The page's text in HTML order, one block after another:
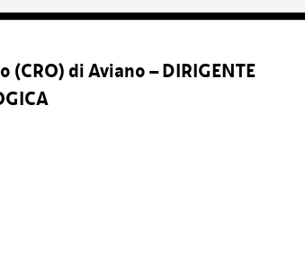
di Aviano – DIRIGENTE